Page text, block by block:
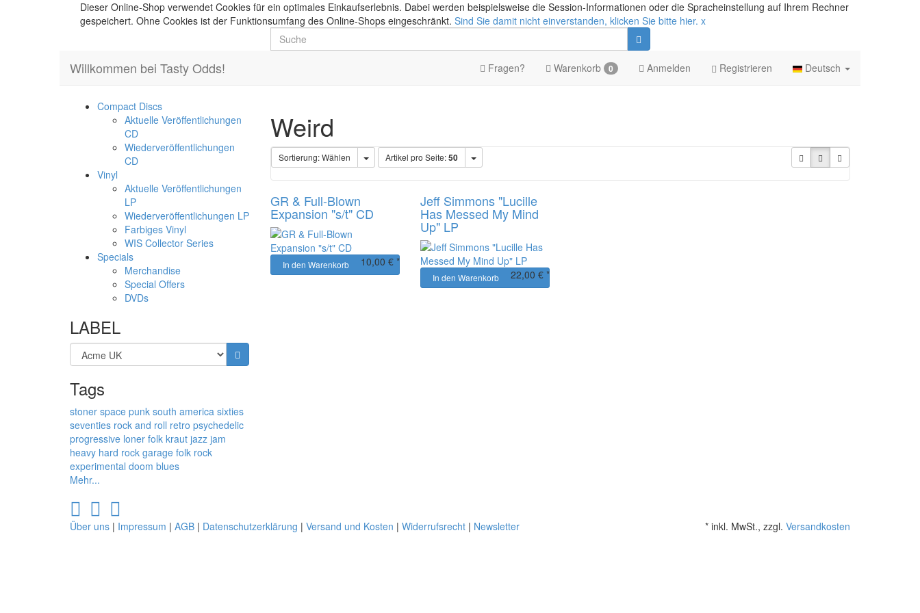
Dieser Online-Shop verwendet Cookies für ein optimales Einkaufserlebnis. Dabei werden beispielsweise die Session-Informationen oder die Spracheinstellung auf Ihrem Rechner
gespeichert. Ohne Cookies ist der Funktionsumfang des Online-Shops eingeschränkt. Sind Sie damit nicht einverstanden, klicken Sie bitte hier. x
Suche
Willkommen bei Tasty Odds! Fragen? Warenkorb 0 Anmelden Registrieren Deutsch
Weird
Sortierung: Wählen Toggle Dropdown
Artikel pro Seite:50 Toggle Dropdown
GR & Full-Blown
Expansion "s/t" CD
10,00 € *
In den Warenkorb
Jeff Simmons "Lucille
Has Messed My Mind
Up" LP
22,00 € *
In den Warenkorb
Compact Discs
Aktuelle Veröffentlichungen
CD
Wiederveröffentlichungen
CD
Vinyl
Aktuelle Veröffentlichungen
LP
Wiederveröffentlichungen LP
Farbiges Vinyl
WIS Collector Series
Specials
Merchandise
Special Offers
DVDs
LABEL
Tags
stoner space punk south america sixties
seventies rock and roll retro psychedelic
progressive loner folk kraut jazz jam
heavy hard rock garage folk rock
experimental doom blues
Mehr...
Über uns | Impressum | AGB | Datenschutzerklärung | Versand und Kosten | Widerrufsrecht | Newsletter * inkl. MwSt., zzgl. Versandkosten